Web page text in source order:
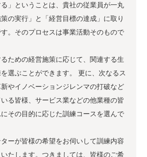
る」ということは、貴社の従業員が一丸
の実行」と「経営目標の達成」に取り
。そのプロセスは事業活動そのもので
ための経営施策に応じて、関連する生
選ぶことができます。
更に、次なるス
やイノベーションジレンマの打破など
る皆様、サービス業などの他業種の皆
その目的に応じた訓練コースを選んで
ーが皆様の希望をお伺いして訓練内容
たします。つきましては、皆様のご希